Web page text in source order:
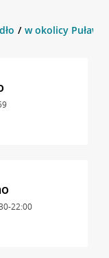
w okolicy
22:00